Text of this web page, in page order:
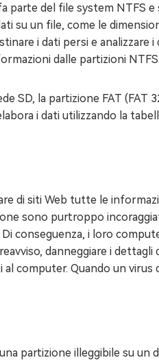
parte del file system NTFS
su un file, come le
i dati persi e analizzare i
dalle partizioni NTFS.
SD, la partizione FAT
i dati utilizzando la
di siti Web tutte le
sono purtroppo
conseguenza, i loro
danneggiare i
computer. Quando un virus
partizione illeggibile su un